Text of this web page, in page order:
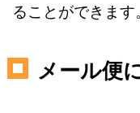
ることができます。
メール便